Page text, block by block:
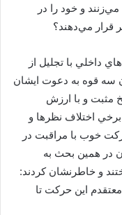
و خود را در
قرار مي‌دهند؟
داخلي با تجليل از
سه قوه به دعوت ايشان
مثبت و با ارزش
اختلاف نظرها و
خوب با مراقبت در
در همين بحث به
و خاطرنشان كردند:
اين حركت تا